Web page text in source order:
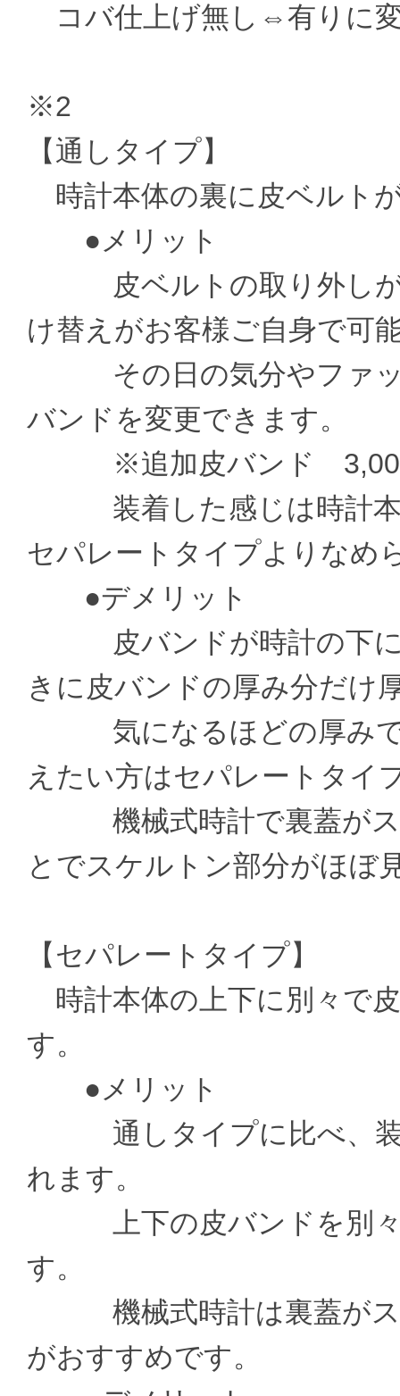
コバ仕上げ無し⇔有りに
※2
【通しタイプ】
時計本体の裏に皮ベルト
●メリット
皮ベルトの取り外しが
け替えがお客様ご自身で可
その日の気分やファッ
バンドを変更できます。
※追加皮バンド 3,000
装着した感じは時計本
セパレートタイプよりなめ
●デメリット
皮バンドが時計の下に
きに皮バンドの厚み分だけ
気になるほどの厚みで
えたい方はセパレートタイ
機械式時計で裏蓋がス
とでスケルトン部分がほぼ
【セパレートタイプ】
時計本体の上下に別々で
す。
●メリット
通しタイプに比べ、装
れます。
上下の皮バンドを別々
す。
機械式時計は裏蓋がス
がおすすめです。